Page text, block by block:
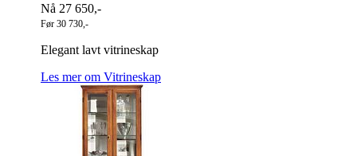
Nå 27 650,-
Før 30 730,-
Elegant lavt vitrineskap
Les mer om Vitrineskap